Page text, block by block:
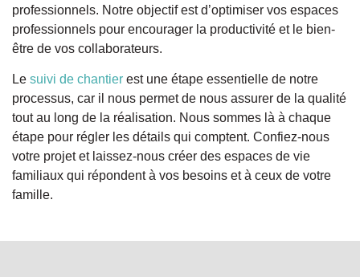
professionnels. Notre objectif est d’optimiser vos espaces
professionnels pour encourager la productivité et le bien-
être de vos collaborateurs.
Le suivi de chantier est une étape essentielle de notre
processus, car il nous permet de nous assurer de la qualité
tout au long de la réalisation. Nous sommes là à chaque
étape pour régler les détails qui comptent. Confiez-nous
votre projet et laissez-nous créer des espaces de vie
familiaux qui répondent à vos besoins et à ceux de votre
famille.